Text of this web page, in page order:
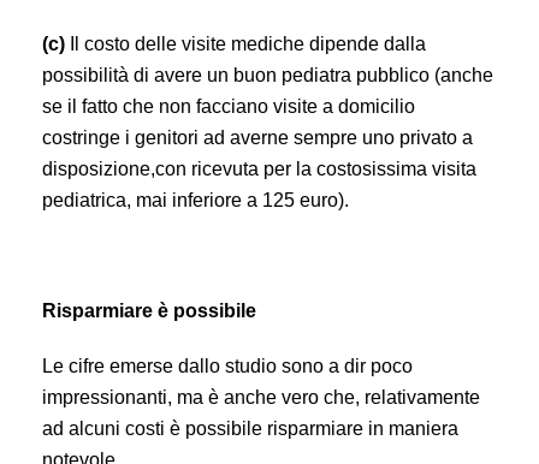
(c) Il costo delle visite mediche dipende dalla
possibilità di avere un buon pediatra pubblico (anche
se il fatto che non facciano visite a domicilio
costringe i genitori ad averne sempre uno privato a
disposizione,con ricevuta per la costosissima visita
pediatrica, mai inferiore a 125 euro).
Risparmiare è possibile
Le cifre emerse dallo studio sono a dir poco
impressionanti, ma è anche vero che, relativamente
ad alcuni costi è possibile risparmiare in maniera
notevole.